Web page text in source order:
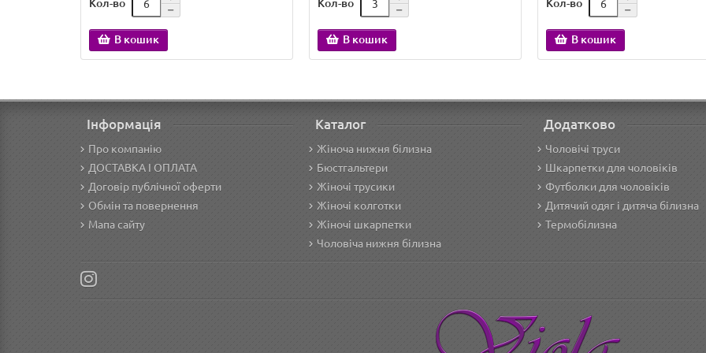
Кол-во
В кошик
Кол-во
В кошик
Кол-во
В кошик
Інформація
Про компанію
ДОСТАВКА І ОПЛАТА
Договір публічної оферти
Обмін та повернення
Мапа сайту
Каталог
Жіноча нижня білизна
Бюстгальтери
Жіночі трусики
Жіночі колготки
Жіночі шкарпетки
Чоловіча нижня білизна
Додатково
Чоловічі труси
Шкарпетки для чоловіків
Футболки для чоловіків
Дитячий одяг і дитяча білизна
Термобілизна